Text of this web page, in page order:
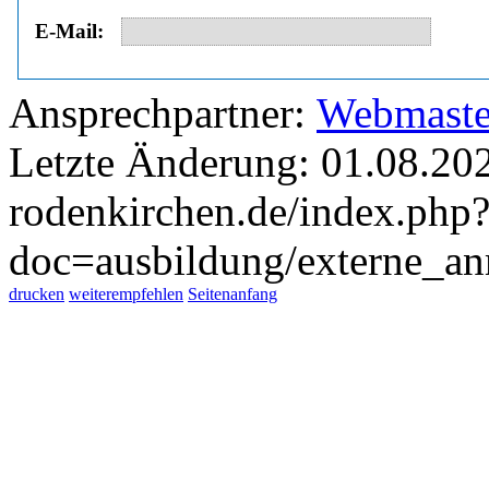
E‑Mail:
Ansprechpartner:
Letzte Änderung:
rodenkirchen.de/index.php?
doc=ausbildung/
drucken weiterempfehlen Seitenanfang